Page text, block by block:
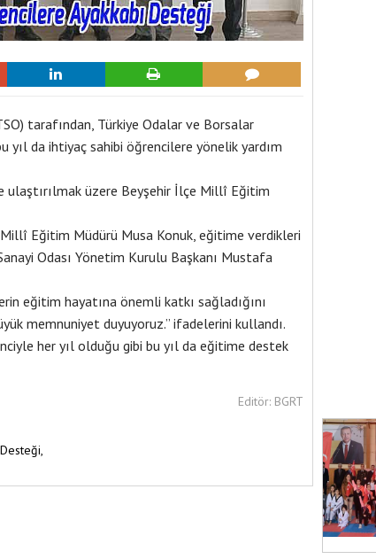
tarafından, Türkiye Odalar ve Borsalar
yıl da ihtiyaç sahibi öğrencilere yönelik yardım
ulaştırılmak üzere Beyşehir İlçe Millî Eğitim
Eğitim Müdürü Musa Konuk, eğitime verdikleri
Odası Yönetim Kurulu Başkanı Mustafa
eğitim hayatına önemli katkı sağladığını
memnuniyet duyuyoruz.” ifadelerini kullandı.
her yıl olduğu gibi bu yıl da eğitime destek
Editör: BGRT
Desteği,